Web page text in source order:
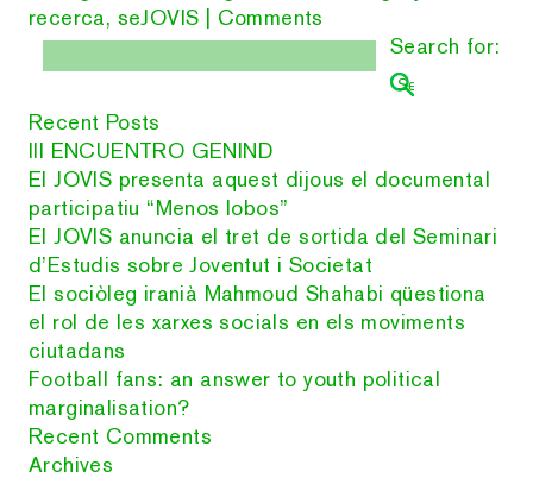
recerca, seJOVIS
Comments
Search for:
Recent Posts
III ENCUENTRO GENIND
El JOVIS presenta aquest dijous el documental
participatiu “Menos lobos”
El JOVIS anuncia el tret de sortida del Seminari
d’Estudis sobre Joventut i Societat
El sociòleg iranià Mahmoud Shahabi qüestiona
el rol de les xarxes socials en els moviments
ciutadans
Football fans: an answer to youth political
marginalisation?
Recent Comments
Archives